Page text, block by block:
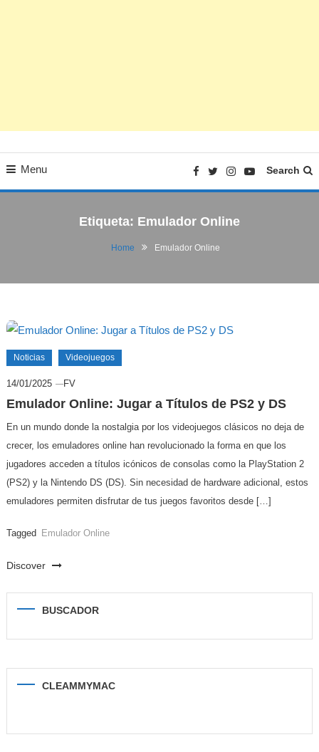
Menu Search
Etiqueta: Emulador Online
Home Emulador Online
Noticias Videojuegos
14/01/2025 FV
Emulador Online: Jugar a Títulos de PS2 y DS
En un mundo donde la nostalgia por los videojuegos clásicos no deja de
crecer, los emuladores online han revolucionado la forma en que los
jugadores acceden a títulos icónicos de consolas como la PlayStation 2
(PS2) y la Nintendo DS (DS). Sin necesidad de hardware adicional, estos
emuladores permiten disfrutar de tus juegos favoritos desde […]
Tagged Emulador Online
Discover
BUSCADOR
CLEAMMYMAC